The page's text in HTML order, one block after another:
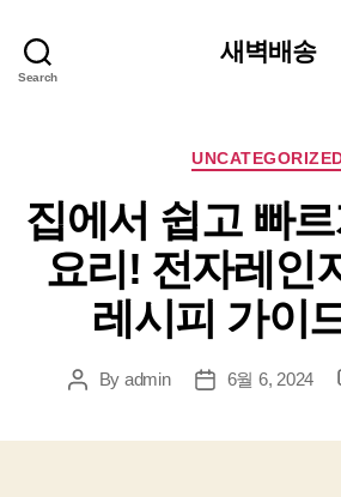
Search
새벽배송
집에서 쉽고 빠
요리! 전자레인
레시피 가이
PostBy admin
Post6월 6, 2024